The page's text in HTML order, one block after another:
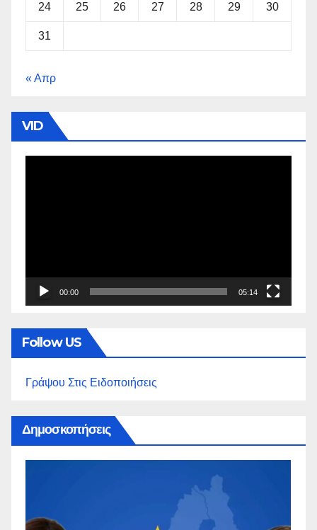
24 25 26 27 28 29 30
31
« Απρ
VID
00:00 05:14
Follow US
Γράψου Στις Ειδοποιήσεις
Δημοσκοπήσεις